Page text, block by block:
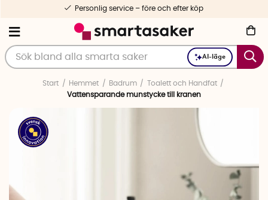
AI-läge
Personlig service – före och efter köp
Start Hemmet Badrum
Toalett och Handfat
Vattensparande munstycke till kranen